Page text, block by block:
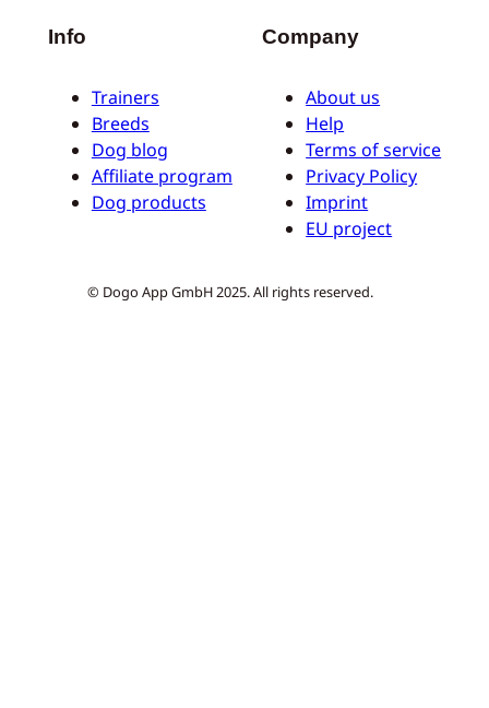
Info
Trainers
Breeds
Dog blog
Affiliate program
Dog products
Company
About us
Help
Terms of service
Privacy Policy
Imprint
EU project
© Dogo App GmbH 2025. All rights reserved.